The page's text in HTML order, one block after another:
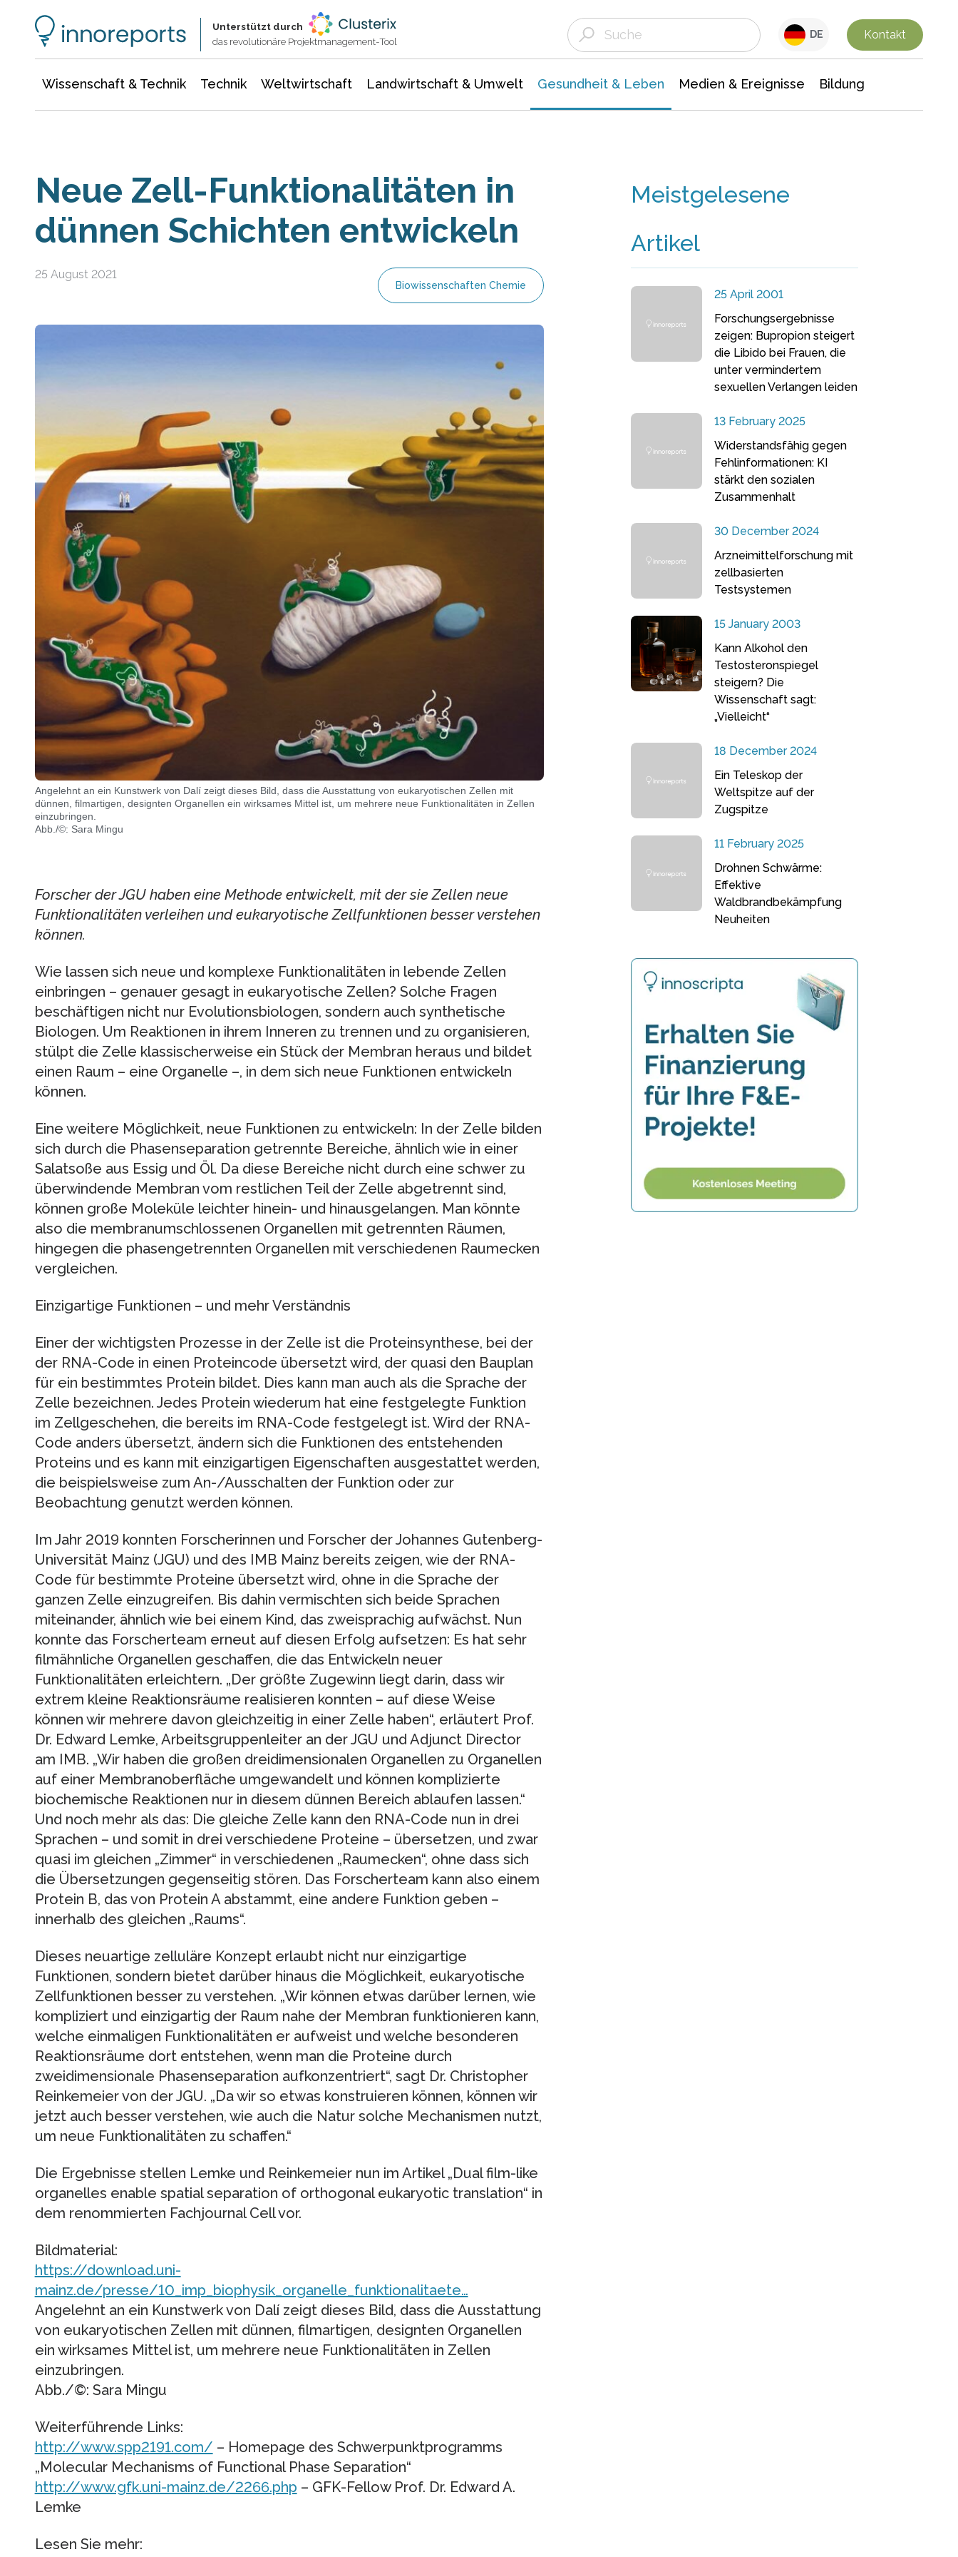
Unterstützt durch
das revolutionäre Projektmanagement-Tool
DE Kontakt
Wissenschaft & Technik Technik Weltwirtschaft Landwirtschaft & Umwelt Gesundheit & Leben Medien & Ereignisse Bildung
Neue Zell-Funktionalitäten in
dünnen Schichten entwickeln
25 August 2021
Biowissenschaften Chemie
Angelehnt an ein Kunstwerk von Dalí zeigt dieses Bild, dass die Ausstattung von eukaryotischen Zellen mit
dünnen, filmartigen, designten Organellen ein wirksames Mittel ist, um mehrere neue Funktionalitäten in Zellen
einzubringen.
Abb./©: Sara Mingu
Forscher der JGU haben eine Methode entwickelt, mit der sie Zellen neue
Funktionalitäten verleihen und eukaryotische Zellfunktionen besser verstehen
können.
Wie lassen sich neue und komplexe Funktionalitäten in lebende Zellen
einbringen – genauer gesagt in eukaryotische Zellen? Solche Fragen
beschäftigen nicht nur Evolutionsbiologen, sondern auch synthetische
Biologen. Um Reaktionen in ihrem Inneren zu trennen und zu organisieren,
stülpt die Zelle klassischerweise ein Stück der Membran heraus und bildet
einen Raum – eine Organelle –, in dem sich neue Funktionen entwickeln
können.
Eine weitere Möglichkeit, neue Funktionen zu entwickeln: In der Zelle bilden
sich durch die Phasenseparation getrennte Bereiche, ähnlich wie in einer
Salatsoße aus Essig und Öl. Da diese Bereiche nicht durch eine schwer zu
überwindende Membran vom restlichen Teil der Zelle abgetrennt sind,
können große Moleküle leichter hinein- und hinausgelangen. Man könnte
also die membranumschlossenen Organellen mit getrennten Räumen,
hingegen die phasengetrennten Organellen mit verschiedenen Raumecken
vergleichen.
Einzigartige Funktionen – und mehr Verständnis
Einer der wichtigsten Prozesse in der Zelle ist die Proteinsynthese, bei der
der RNA-Code in einen Proteincode übersetzt wird, der quasi den Bauplan
für ein bestimmtes Protein bildet. Dies kann man auch als die Sprache der
Zelle bezeichnen. Jedes Protein wiederum hat eine festgelegte Funktion
im Zellgeschehen, die bereits im RNA-Code festgelegt ist. Wird der RNA-
Code anders übersetzt, ändern sich die Funktionen des entstehenden
Proteins und es kann mit einzigartigen Eigenschaften ausgestattet werden,
die beispielsweise zum An-/Ausschalten der Funktion oder zur
Beobachtung genutzt werden können.
Im Jahr 2019 konnten Forscherinnen und Forscher der Johannes Gutenberg-
Universität Mainz (JGU) und des IMB Mainz bereits zeigen, wie der RNA-
Code für bestimmte Proteine übersetzt wird, ohne in die Sprache der
ganzen Zelle einzugreifen. Bis dahin vermischten sich beide Sprachen
miteinander, ähnlich wie bei einem Kind, das zweisprachig aufwächst. Nun
konnte das Forscherteam erneut auf diesen Erfolg aufsetzen: Es hat sehr
filmähnliche Organellen geschaffen, die das Entwickeln neuer
Funktionalitäten erleichtern. „Der größte Zugewinn liegt darin, dass wir
extrem kleine Reaktionsräume realisieren konnten – auf diese Weise
können wir mehrere davon gleichzeitig in einer Zelle haben“, erläutert Prof.
Dr. Edward Lemke, Arbeitsgruppenleiter an der JGU und Adjunct Director
am IMB. „Wir haben die großen dreidimensionalen Organellen zu Organellen
auf einer Membranoberfläche umgewandelt und können komplizierte
biochemische Reaktionen nur in diesem dünnen Bereich ablaufen lassen.“
Und noch mehr als das: Die gleiche Zelle kann den RNA-Code nun in drei
Sprachen – und somit in drei verschiedene Proteine – übersetzen, und zwar
quasi im gleichen „Zimmer“ in verschiedenen „Raumecken“, ohne dass sich
die Übersetzungen gegenseitig stören. Das Forscherteam kann also einem
Protein B, das von Protein A abstammt, eine andere Funktion geben –
innerhalb des gleichen „Raums“.
Dieses neuartige zelluläre Konzept erlaubt nicht nur einzigartige
Funktionen, sondern bietet darüber hinaus die Möglichkeit, eukaryotische
Zellfunktionen besser zu verstehen. „Wir können etwas darüber lernen, wie
kompliziert und einzigartig der Raum nahe der Membran funktionieren kann,
welche einmaligen Funktionalitäten er aufweist und welche besonderen
Reaktionsräume dort entstehen, wenn man die Proteine durch
zweidimensionale Phasenseparation aufkonzentriert“, sagt Dr. Christopher
Reinkemeier von der JGU. „Da wir so etwas konstruieren können, können wir
jetzt auch besser verstehen, wie auch die Natur solche Mechanismen nutzt,
um neue Funktionalitäten zu schaffen.“
Die Ergebnisse stellen Lemke und Reinkemeier nun im Artikel „Dual film-like
organelles enable spatial separation of orthogonal eukaryotic translation“ in
dem renommierten Fachjournal Cell vor.
Bildmaterial:
https://download.uni-
mainz.de/presse/10_imp_biophysik_organelle_funktionalitaete…
Angelehnt an ein Kunstwerk von Dalí zeigt dieses Bild, dass die Ausstattung
von eukaryotischen Zellen mit dünnen, filmartigen, designten Organellen
ein wirksames Mittel ist, um mehrere neue Funktionalitäten in Zellen
einzubringen.
Abb./©: Sara Mingu
Weiterführende Links:
http://www.spp2191.com/ – Homepage des Schwerpunktprogramms
„Molecular Mechanisms of Functional Phase Separation“
http://www.gfk.uni-mainz.de/2266.php – GFK-Fellow Prof. Dr. Edward A.
Lemke
Lesen Sie mehr:
Meistgelesene
Artikel
25 April 2001
Forschungsergebnisse
zeigen: Bupropion steigert
die Libido bei Frauen, die
unter vermindertem
sexuellen Verlangen leiden
13 February 2025
Widerstandsfähig gegen
Fehlinformationen: KI
stärkt den sozialen
Zusammenhalt
30 December 2024
Arzneimittelforschung mit
zellbasierten
Testsystemen
15 January 2003
Kann Alkohol den
Testosteronspiegel
steigern? Die
Wissenschaft sagt:
„Vielleicht“
18 December 2024
Ein Teleskop der
Weltspitze auf der
Zugspitze
11 February 2025
Drohnen Schwärme:
Effektive
Waldbrandbekämpfung
Neuheiten